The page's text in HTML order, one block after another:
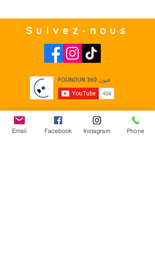
Suivez-nous
Email Facebook Instagram Phone